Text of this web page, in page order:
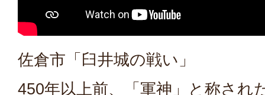
佐倉市「臼井城の戦い」
450年以上前、「軍神」と称され